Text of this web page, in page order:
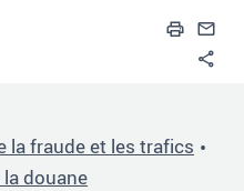
la fraude et les trafics
douane